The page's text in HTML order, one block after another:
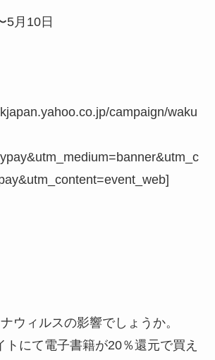
5月10日
campaign/waku
ウィルスの影響でしょうか。
トにて電子書籍が20％還元で買え